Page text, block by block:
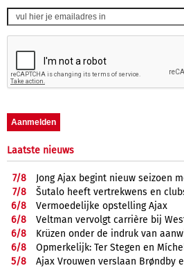
Laatste nieuws
7/8
Jong Ajax begint nieuw seizoen
7/8
Šutalo heeft vertrekwens en
6/8
Vermoedelijke opstelling Ajax
6/8
Veltman vervolgt carrière bij
6/8
Krüzen onder de indruk van
6/8
Opmerkelijk: Ter Stegen en
5/8
Ajax Vrouwen verslaan Brøndby